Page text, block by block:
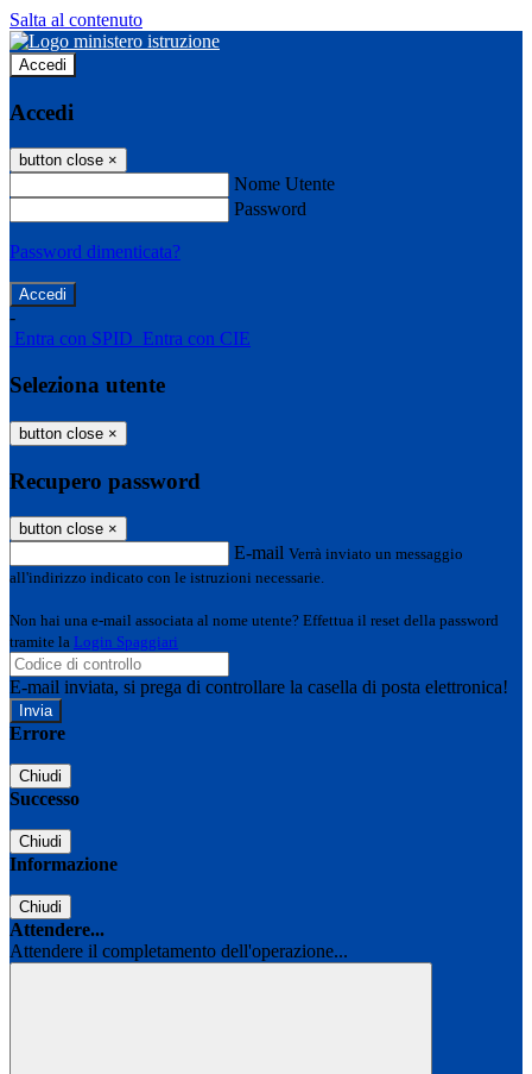
Salta al contenuto
Accedi
Accedi
button close ×
Nome Utente
Password
Password dimenticata?
-
Entra con SPID Entra con CIE
Seleziona utente
button close ×
Recupero password
button close ×
E-mail Verrà inviato un messaggio
all'indirizzo indicato con le istruzioni necessarie.
Non hai una e-mail associata al nome utente? Effettua il reset della password
tramite la Login Spaggiari
E-mail inviata, si prega di controllare la casella di posta elettronica!
Errore
Chiudi
Successo
Chiudi
Informazione
Chiudi
Attendere...
Attendere il completamento dell'operazione...